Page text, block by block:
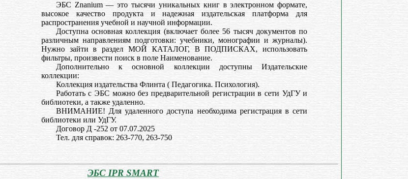
ЭБС Znanium — это тысячи уникальных книг в электронном формате,
высокое качество продукта и надежная издательская платформа для
распространения учебной и научной информации.
Доступна основная коллекция (включает более 56 тысяч документов по
различным направлениям подготовки: учебники, монографии и журналы).
Нужно зайти в раздел МОЙ КАТАЛОГ, В ПОДПИСКАХ, использовать
фильтры, произвести поиск в поле Наименование.
Дополнительно к основной коллекции доступны Издательские
коллекции:
Коллекция издательства Флинта ( Педагогика. Психология).
Работать с ЭБС можно без предварительной регистрации в сети УдГУ и
библиотеки, а также удаленно.
ВНИМАНИЕ! Для удаленного доступа необходима регистрация в сети
библиотеки или УдГУ.
Договор Д -252 от 07.07.2025
Тел. для справок: 263-770, 263-750
ЭБС IPR SMART